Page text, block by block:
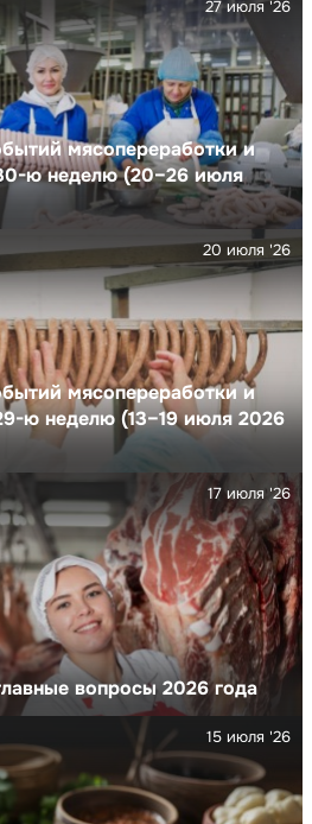
мясопереработки и
ю неделю (20–26 июля
27 июля '26
мясопереработки и
ю неделю (13–19 июля 2026
20 июля '26
вопросы 2026 года
17 июля '26
15 июля '26